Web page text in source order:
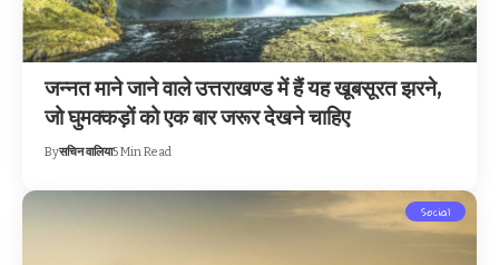
जन्नत माने जाने वाले उत्तराखण्ड में हैं यह खूबसूरत झरने,
जो घुमक्कड़ों को एक बार जरूर देखने चाहिए
Byसचिन वालिया5 Min Read
Social